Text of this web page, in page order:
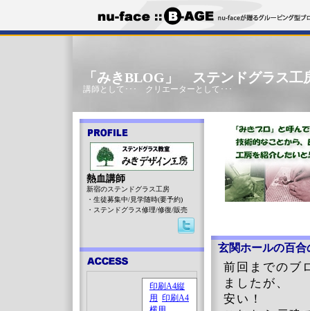
「みきBLOG」 ステンドグラス工
講師として･･･ クリエーターとして･･･
玄関ホールの百
前回までのブ
ましたが、
安い！
熱血講師
新宿のステンドグラス工房
・生徒募集中/見学随時(要予約)
・ステンドグラス修理/修復/販売